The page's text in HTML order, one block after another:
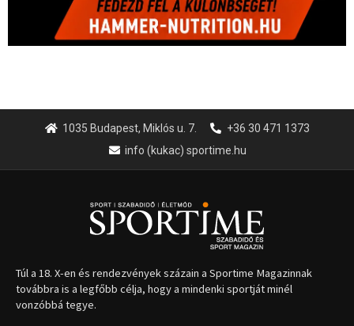
1035 Budapest, Miklós u. 7.
+36 30 471 1373
info (kukac) sportime.hu
Túl a 18. X-en és rendezvények százain a Sportime Magazinnak
továbbra is a legfőbb célja, hogy a mindenki sportját minél
vonzóbbá tegye.